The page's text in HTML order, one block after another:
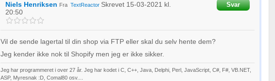
Niels Henriksen Fra TextReactor Skrevet 15-03-2021 kl.
20:50
Svar
Vil de sende lagertal til din shop via FTP eller skal du selv hente dem?
Jeg kender ikke nok til Shopify men jeg er ikke sikker.
Jeg har programmeret i over 27 år. Jeg har kodet i C, C++, Java, Delphi, Perl, JavaScript, C#, F#, VB.NET,
ASP, Myresnak :D, Comal80 osv....